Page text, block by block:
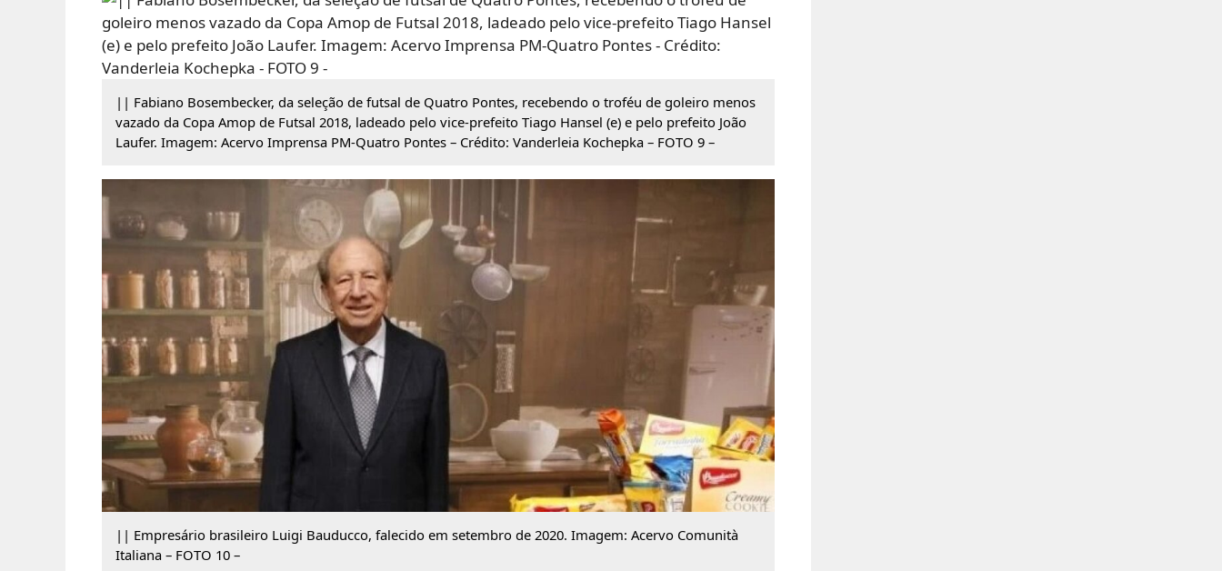
|| Fabiano Bosembecker, da seleção de futsal de Quatro Pontes, recebendo o troféu de goleiro menos
vazado da Copa Amop de Futsal 2018, ladeado pelo vice-prefeito Tiago Hansel (e) e pelo prefeito João
Laufer. Imagem: Acervo Imprensa PM-Quatro Pontes – Crédito: Vanderleia Kochepka – FOTO 9 –
|| Empresário brasileiro Luigi Bauducco, falecido em setembro de 2020. Imagem: Acervo Comunità
Italiana – FOTO 10 –